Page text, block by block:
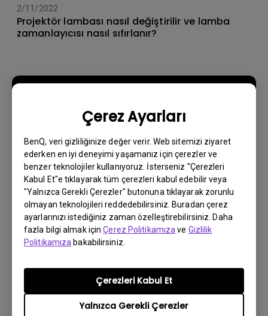
Çerez Ayarları
BenQ, veri gizliliğinize değer verir. Web sitemizi ziyaret
ederken en iyi deneyimi yaşamanız için çerezler ve
benzer teknolojiler kullanıyoruz. İsterseniz "Çerezleri
Kabul Et"e tıklayarak tüm çerezleri kabul edebilir veya
"Yalnızca Gerekli Çerezler" butonuna tıklayarak zorunlu
olmayan teknolojileri reddedebilirsiniz. Buradan çerez
ayarlarınızı istediğiniz zaman özelleştirebilirsiniz. Daha
fazla bilgi almak içinÇerez Politikamıza ve Gizlilik
Politikamıza bakabilirsiniz.
Yalnızca Gerekli Çerezler
Çerezleri Kabul Et
2/11/2022
Projektör lambası nasıl değiştirilir ve lamba
zamanlayıcısı nasıl sıfırlanır?
7/9/2023
Bazen Android TV'mde uygulamalar
beklenmedik bir şekilde kapanıyor ve sistem
düzeltebilirim?